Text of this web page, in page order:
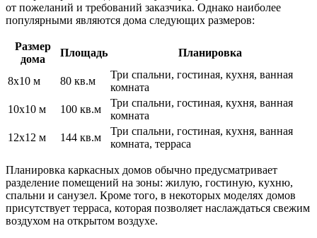
от пожеланий и требований заказчика. Однако наиболее
популярными являются дома следующих размеров:
Размер
дома
Площадь Планировка
8х10 м 80 кв.м
Три спальни, гостиная, кухня, ванная
комната
10х10 м
100 кв.м
Три спальни, гостиная, кухня, ванная
комната
12х12 м
144 кв.м
Три спальни, гостиная, кухня, ванная
комната, терраса
Планировка каркасных домов обычно предусматривает
разделение помещений на зоны: жилую, гостиную, кухню,
спальни и санузел. Кроме того, в некоторых моделях домов
присутствует терраса, которая позволяет наслаждаться свежим
воздухом на открытом воздухе.